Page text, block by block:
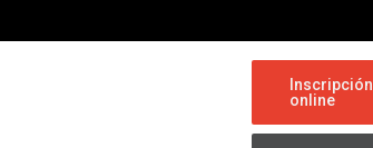
Inscripción
online